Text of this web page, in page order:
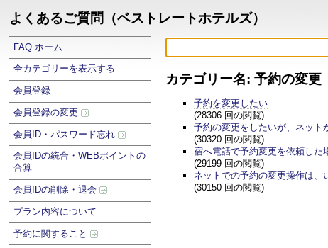
よくあるご質問（ベストレートホテルズ）
FAQ ホーム
全カテゴリーを表示する
会員登録
会員登録の変更
会員ID・パスワード忘れ
会員IDの統合・WEBポイントの
合算
会員IDの削除・退会
プラン内容について
予約に関すること
カテゴリー名: 予約の変更
予約を変更したい
(28306 回の閲覧)
予約の変更をしたいが、ネット
(30320 回の閲覧)
宿へ電話で予約変更を依頼した
(29199 回の閲覧)
ネットでの予約の変更操作は、
(30150 回の閲覧)